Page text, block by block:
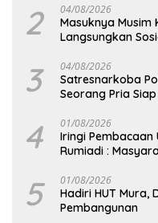
2 04/08/2026
Masuknya Musim
Langsungkan
3 04/08/2026
Satresnarkoba
Seorang Pria
4 01/08/2026
Iringi Pembacaan
Rumiadi : Masyarakat
5 01/08/2026
Hadiri HUT Mura,
Pembangunan